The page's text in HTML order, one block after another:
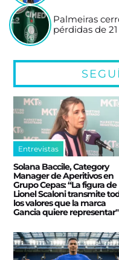
Palmeiras
pérdidas de
Entrevistas
Solana Baccile, Category
Manager de Aperitivos en
Grupo Cepas: “La figura de
Lionel Scaloni transmite
los valores que la marca
Gancia quiere representar"